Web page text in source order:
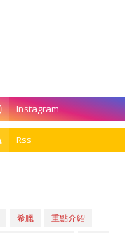
希臘
重點介紹